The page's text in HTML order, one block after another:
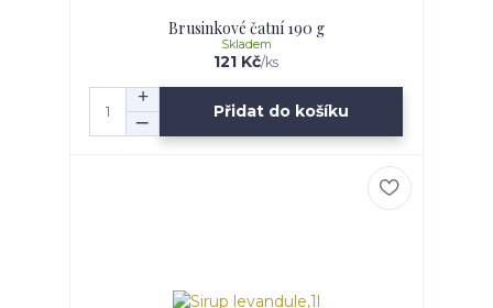
Brusinkové čatní 190 g
121 Kč/ks
Skladem
Přidat do košíku